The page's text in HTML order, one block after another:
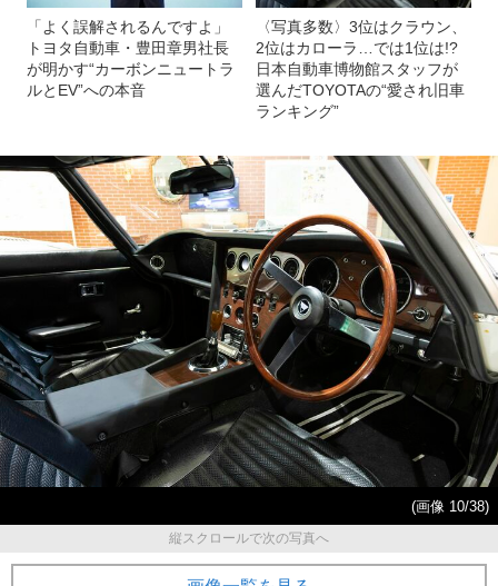
「よく誤解されるんですよ」
トヨタ自動車・豊田章男社長
が明かす“カーボンニュートラ
ルとEV”への本音
〈写真多数〉3位はクラウン、
2位はカローラ…では1位は!?
日本自動車博物館スタッフが
選んだTOYOTAの“愛され旧車
ランキング”
(画像 10/38)
縦スクロールで次の写真へ